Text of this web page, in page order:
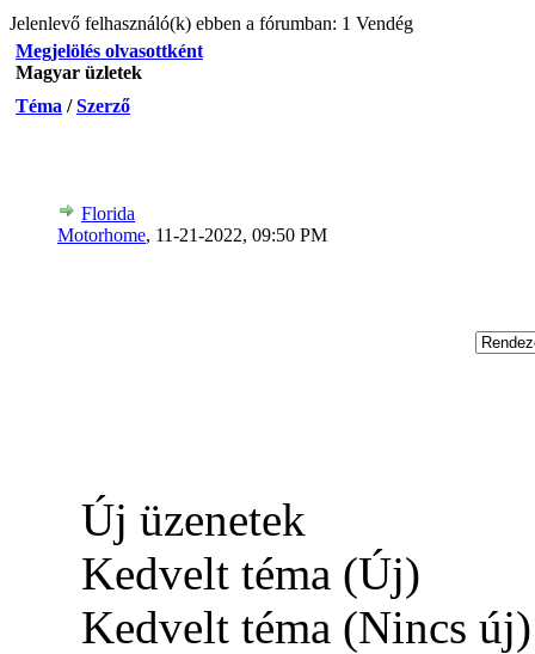
Jelenlevő felhasználó(k) ebben a fórumban: 1 Vendég
Megjelölés olvasottként
Magyar üzletek
Téma /Szerző
Florida
Motorhome, 11-21-2022, 09:50 PM
Új üzenetek
Kedvelt téma (Új)
Kedvelt téma (Nincs új)